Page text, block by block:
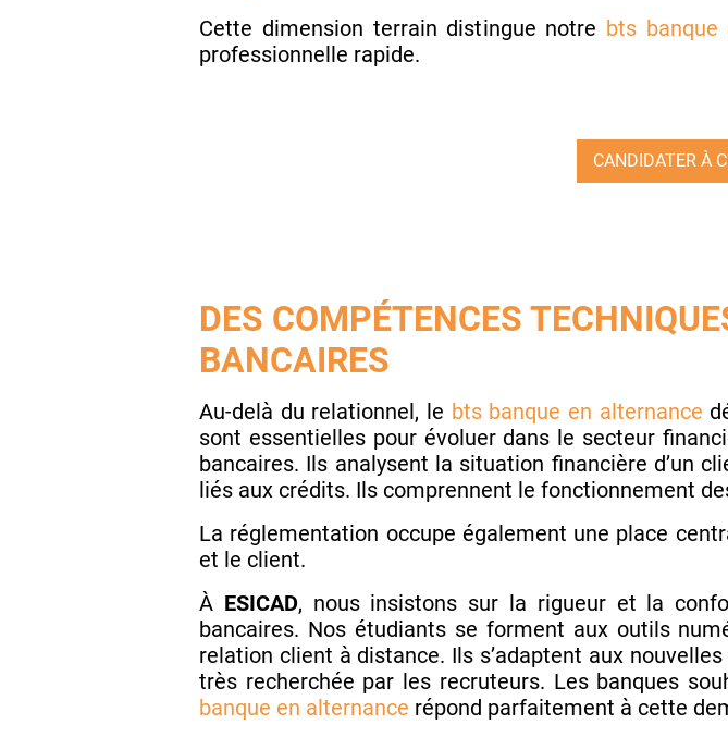
Cette dimension terrain distingue notre bts banque
professionnelle rapide.
CANDIDATER À
DES COMPÉTENCES
BANCAIRES
Au-delà du relationnel, le bts banque en alternance
sont essentielles pour évoluer dans le secteur
bancaires. Ils analysent la situation financière d’un
liés aux crédits. Ils comprennent le fonctionnement
La réglementation occupe également une place
et le client.
À ESICAD, nous insistons sur la rigueur et la
bancaires. Nos étudiants se forment aux outils
relation client à distance. Ils s’adaptent aux
très recherchée par les recruteurs. Les banques
banque en alternance répond parfaitement à cette